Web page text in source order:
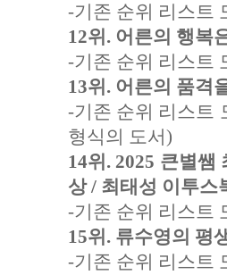
-기존 순위 리스트
12위. 어른의 행복
-기존 순위 리스트
13위. 어른의 품격
-기존 순위 리스트
형식의 도서)
14위. 2025 큰별쌤
상 / 최태성 이투스
-기존 순위 리스트
15위. 류수영의 평
-기존 순위 리스트